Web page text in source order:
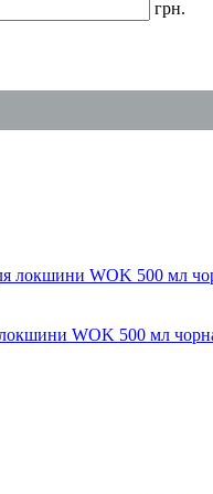
грн.
WOK 500 мл